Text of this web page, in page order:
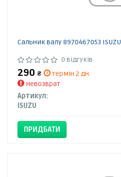
Сальник валу 8970467053 ISUZU
0 відгуків
290 ₴
термін 2 дн.
Невозврат
Артикул:
ISUZU
ПРИДБАТИ